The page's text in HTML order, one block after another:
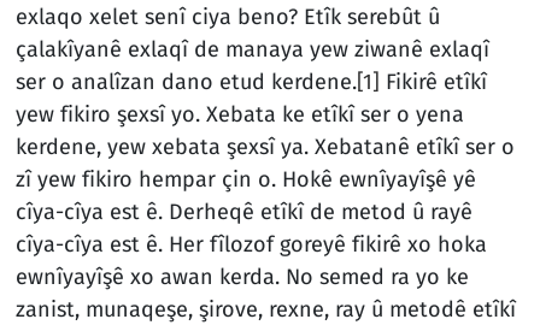
exlaqo xelet senî ciya beno? Etîk serebût û
çalakîyanê exlaqî de manaya yew ziwanê exlaqî
ser o analîzan dano etud kerdene.[1] Fikirê etîkî
yew fikiro şexsî yo. Xebata ke etîkî ser o yena
kerdene, yew xebata şexsî ya. Xebatanê etîkî ser o
zî yew fikiro hempar çin o. Hokê ewnîyayîşê yê
cîya-cîya est ê. Derheqê etîkî de metod û rayê
cîya-cîya est ê. Her fîlozof goreyê fikirê xo hoka
ewnîyayîşê xo awan kerda. No semed ra yo ke
zanist, munaqeşe, şirove, rexne, ray û metodê etîkî